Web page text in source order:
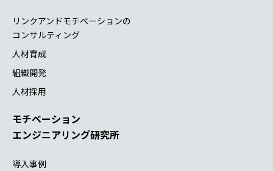
リンクアンドモチベーションの
コンサルティング
人材育成
組織開発
人材採用
モチベーション
エンジニアリング研究所
導入事例